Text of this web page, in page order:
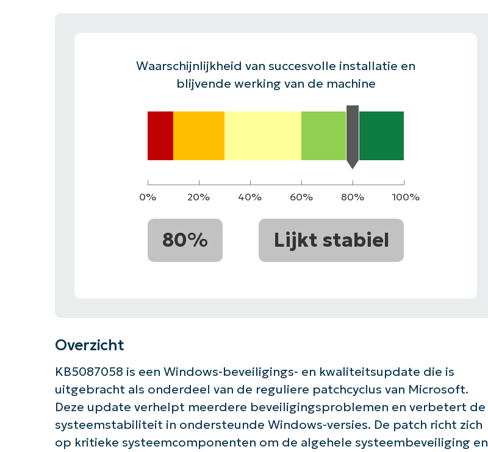
Waarschijnlijkheid van succesvolle installatie en
blijvende werking van de machine
0% 20% 40% 60% 80% 100%
80% Lijkt stabiel
Overzicht
KB5087058 is een Windows-beveiligings- en kwaliteitsupdate die is
uitgebracht als onderdeel van de reguliere patchcyclus van Microsoft.
Deze update verhelpt meerdere beveiligingsproblemen en verbetert de
systeemstabiliteit in ondersteunde Windows-versies. De patch richt zich
op kritieke systeemcomponenten om de algehele systeembeveiliging en